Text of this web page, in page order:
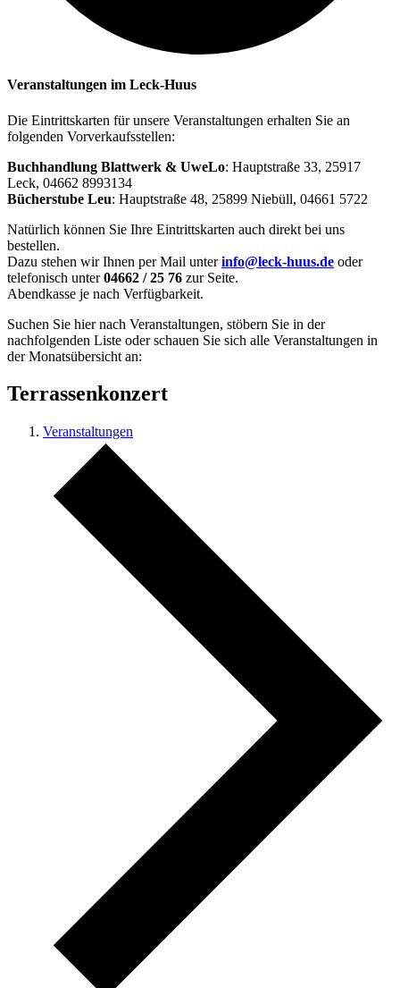
Veranstaltungen im Leck-Huus
Die Eintrittskarten für unsere Veranstaltungen erhalten Sie an
folgenden Vorverkaufsstellen:
Buchhandlung Blattwerk & UweLo: Hauptstraße 33, 25917
Leck, 04662 8993134
Bücherstube Leu: Hauptstraße 48, 25899 Niebüll, 04661 5722
Natürlich können Sie Ihre Eintrittskarten auch direkt bei uns
bestellen.
Dazu stehen wir Ihnen per Mail unterinfo@leck-huus.de oder
telefonisch unter04662 / 25 76 zur Seite.
Abendkasse je nach Verfügbarkeit.
Suchen Sie hier nach Veranstaltungen, stöbern Sie in der
nachfolgenden Liste oder schauen Sie sich alle Veranstaltungen in
der Monatsübersicht an:
Terrassenkonzert
Veranstaltungen